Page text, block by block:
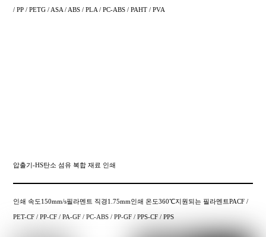
/ PP / PETG / ASA / ABS / PLA / PC-ABS / PAHT / PVA
압출기-HS탄소 섬유 복합 재료 인쇄
인쇄 속도150mm/s필라멘트 직경1.75mm인쇄 온도360℃지원되는 필라멘트PACF /
PET-CF / PP-CF / PA-GF / PC-ABS / PP-GF / PPS-CF / PPS